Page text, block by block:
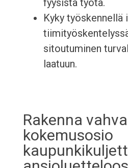
fyysistä työtä.
Kyky työskennellä
sitoutuminen
laatuun.
Rakenna vahva
kokemusosio